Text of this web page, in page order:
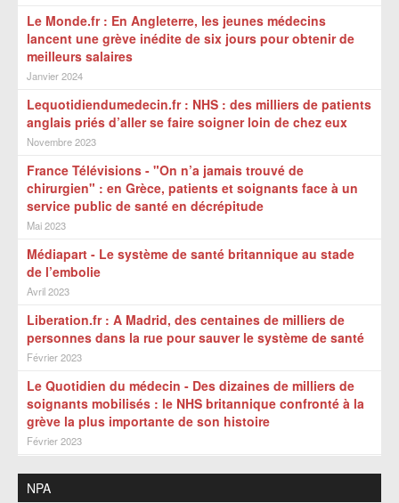
Le Monde.fr : En Angleterre, les jeunes médecins
lancent une grève inédite de six jours pour obtenir de
meilleurs salaires
Janvier 2024
Lequotidiendumedecin.fr : NHS : des milliers de patients
anglais priés d’aller se faire soigner loin de chez eux
Novembre 2023
France Télévisions - "On n’a jamais trouvé de
chirurgien" : en Grèce, patients et soignants face à un
service public de santé en décrépitude
Mai 2023
Médiapart - Le système de santé britannique au stade
de l’embolie
Avril 2023
Liberation.fr : A Madrid, des centaines de milliers de
personnes dans la rue pour sauver le système de santé
Février 2023
Le Quotidien du médecin - Des dizaines de milliers de
soignants mobilisés : le NHS britannique confronté à la
grève la plus importante de son histoire
Février 2023
NPA